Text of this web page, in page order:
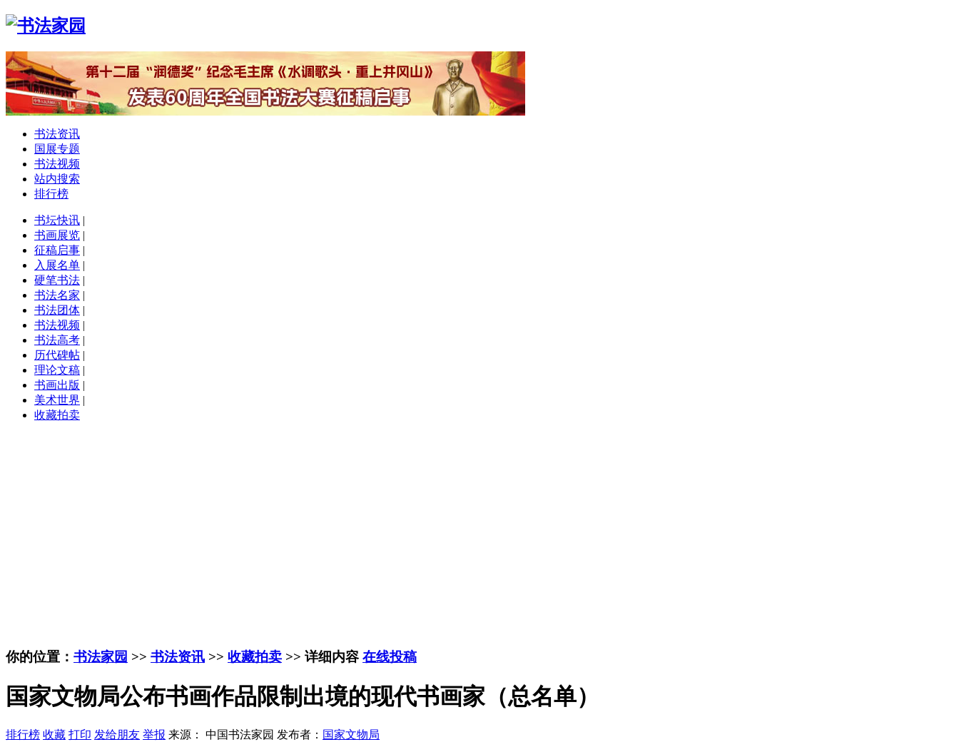
书法资讯
国展专题
书法视频
站内搜索
排行榜
书坛快讯 |
书画展览 |
征稿启事 |
入展名单 |
硬笔书法 |
书法名家 |
书法团体 |
书法视频 |
书法高考 |
历代碑帖 |
理论文稿 |
书画出版 |
美术世界 |
收藏拍卖
你的位置： 书法家园 >> 书法资讯 >> 收藏拍卖 >> 详细内容 在线投稿
国家文物局公布书画作品限制出境的现代书画家（总名单）
排行榜 收藏 打印 发给朋友 举报 来源： 中国书法家园 发布者： 国家文物局